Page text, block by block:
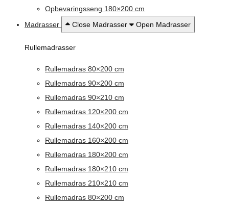
Opbevaringsseng 180×200 cm
Madrasser
Close Madrasser Open Madrasser
Rullemadrasser
Rullemadras 80×200 cm
Rullemadras 90×200 cm
Rullemadras 90×210 cm
Rullemadras 120×200 cm
Rullemadras 140×200 cm
Rullemadras 160×200 cm
Rullemadras 180×200 cm
Rullemadras 180×210 cm
Rullemadras 210×210 cm
Rullemadras 80×200 cm